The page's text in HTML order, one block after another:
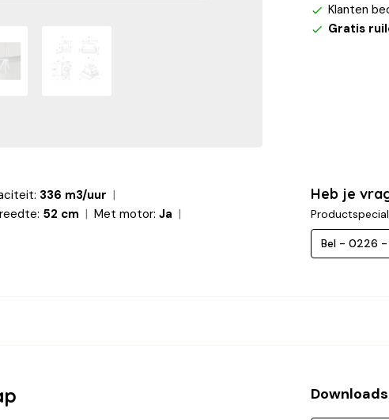
Klanten
Gratis
336 m3/uur
52 cm Met motor: Ja
Heb je
Bel - 0226